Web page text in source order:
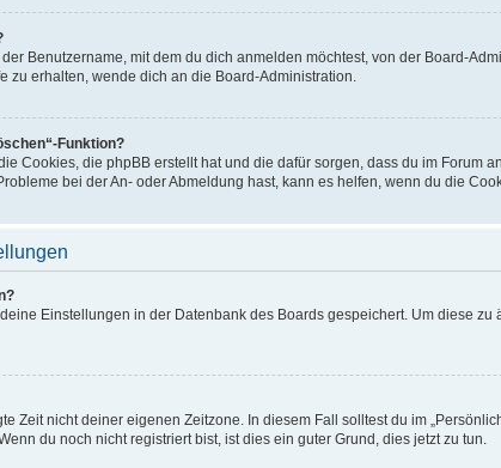
Benutzername, mit dem du dich anmelden möchtest, von der Board-
zu erhalten, wende dich an die Board-Administration.
Funktion?
Cookies, die phpBB erstellt hat und die dafür sorgen, dass du im
bei der An- oder Abmeldung hast, kann es helfen, wenn du die
Einstellungen in der Datenbank des Boards gespeichert. Um diese
Zeit nicht deiner eigenen Zeitzone. In diesem Fall solltest du im
du noch nicht registriert bist, ist dies ein guter Grund, dies jetzt zu tun.